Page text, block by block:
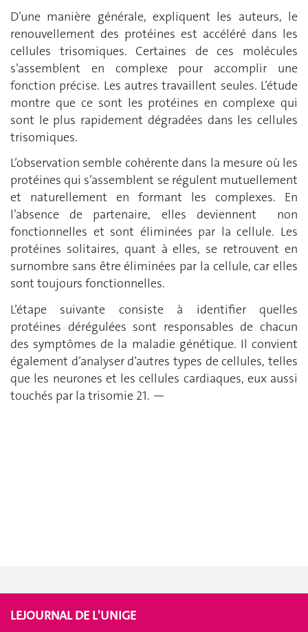
D’une manière générale, expliquent les auteurs, le
renouvellement des protéines est accéléré dans les
cellules trisomiques. Certaines de ces molécules
s’assemblent en complexe pour accomplir une
fonction précise. Les autres travaillent seules. L’étude
montre que ce sont les protéines en complexe qui
sont le plus rapidement dégradées dans les cellules
trisomiques.
L’observation semble cohérente dans la mesure où les
protéines qui s’assemblent se régulent mutuellement
et naturellement en formant les complexes. En
l’absence de partenaire, elles deviennent non
fonctionnelles et sont éliminées par la cellule. Les
protéines solitaires, quant à elles, se retrouvent en
surnombre sans être éliminées par la cellule, car elles
sont toujours fonctionnelles.
L’étape suivante consiste à identifier quelles
protéines dérégulées sont responsables de chacun
des symptômes de la maladie génétique. Il convient
également d’analyser d’autres types de cellules, telles
que les neurones et les cellules cardiaques, eux aussi
touchés par la trisomie 21. —
LEJOURNAL DE L'UNIGE